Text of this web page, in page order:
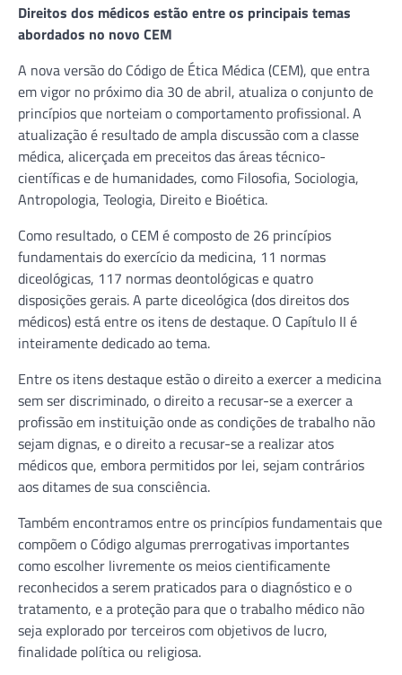
Direitos dos médicos estão entre os principais temas
abordados no novo CEM
A nova versão do Código de Ética Médica (CEM), que entra
em vigor no próximo dia 30 de abril, atualiza o conjunto de
princípios que norteiam o comportamento profissional. A
atualização é resultado de ampla discussão com a classe
médica, alicerçada em preceitos das áreas técnico-
científicas e de humanidades, como Filosofia, Sociologia,
Antropologia, Teologia, Direito e Bioética.
Como resultado, o CEM é composto de 26 princípios
fundamentais do exercício da medicina, 11 normas
diceológicas, 117 normas deontológicas e quatro
disposições gerais. A parte diceológica (dos direitos dos
médicos) está entre os itens de destaque. O Capítulo II é
inteiramente dedicado ao tema.
Entre os itens destaque estão o direito a exercer a medicina
sem ser discriminado, o direito a recusar-se a exercer a
profissão em instituição onde as condições de trabalho não
sejam dignas, e o direito a recusar-se a realizar atos
médicos que, embora permitidos por lei, sejam contrários
aos ditames de sua consciência.
Também encontramos entre os princípios fundamentais que
compõem o Código algumas prerrogativas importantes
como escolher livremente os meios cientificamente
reconhecidos a serem praticados para o diagnóstico e o
tratamento, e a proteção para que o trabalho médico não
seja explorado por terceiros com objetivos de lucro,
finalidade política ou religiosa.